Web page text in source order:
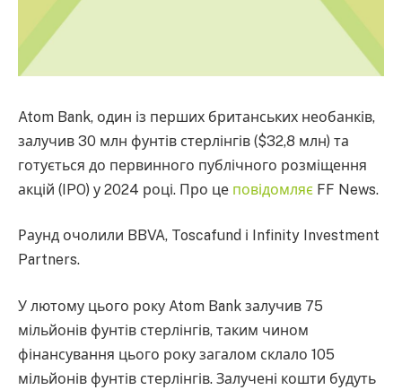
Atom Bank, один із перших британських необанків,
залучив 30 млн фунтів стерлінгів ($32,8 млн) та
готується до первинного публічного розміщення
акцій (IPO) у 2024 році. Про це повідомляє FF News.
Раунд очолили BBVA, Toscafund і Infinity Investment
Partners.
У лютому цього року Atom Bank залучив 75
мільйонів фунтів стерлінгів, таким чином
фінансування цього року загалом склало 105
мільйонів фунтів стерлінгів. Залучені кошти будуть